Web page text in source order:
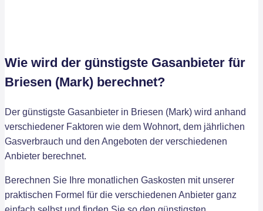
Wie wird der günstigste Gasanbieter für
Briesen (Mark) berechnet?
Der günstigste Gasanbieter in Briesen (Mark) wird anhand
verschiedener Faktoren wie dem Wohnort, dem jährlichen
Gasverbrauch und den Angeboten der verschiedenen
Anbieter berechnet.
Berechnen Sie Ihre monatlichen Gaskosten mit unserer
praktischen Formel für die verschiedenen Anbieter ganz